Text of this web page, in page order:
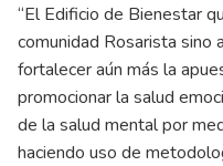
“El Edificio de Bienestar
comunidad Rosarista sino
fortalecer aún más la
promocionar la salud
de la salud mental por
haciendo uso de